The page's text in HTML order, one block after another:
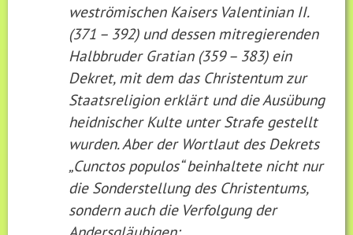
weströmischen Kaisers Valentinian II.
(371 – 392) und dessen mitregierenden
Halbbruder Gratian (359 – 383) ein
Dekret, mit dem das Christentum zur
Staatsreligion erklärt und die Ausübung
heidnischer Kulte unter Strafe gestellt
wurden. Aber der Wortlaut des Dekrets
„Cunctos populos“ beinhaltete nicht nur
die Sonderstellung des Christentums,
sondern auch die Verfolgung der